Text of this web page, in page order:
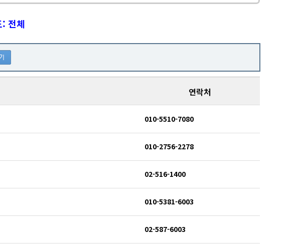
: 전체
연락처
010-5510-7080
010-2756-2278
02-516-1400
010-5381-6003
02-587-6003